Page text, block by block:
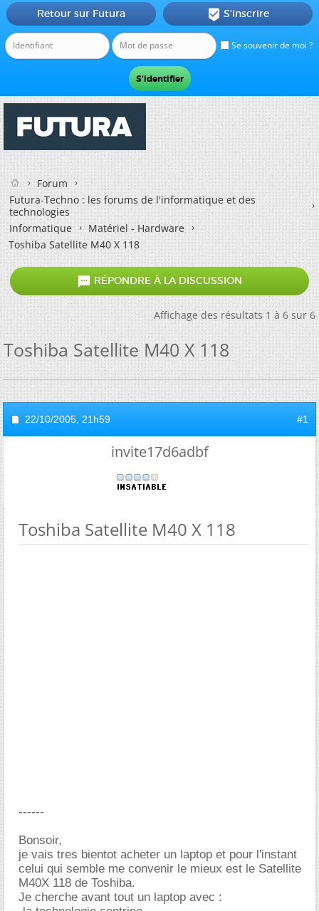
Se souvenir de moi ?
Retour sur Futura  S'inscrire
Forum
Futura-Techno : les forums de l'informatique et des
technologies
Informatique
Matériel - Hardware
Toshiba Satellite M40 X 118
 RÉPONDRE À LA DISCUSSION
Affichage des résultats 1 à 6 sur 6
Toshiba Satellite M40 X 118
22/10/2005, 21h59 #1
invite17d6adbf
Toshiba Satellite M40 X 118
------
Bonsoir,
je vais tres bientot acheter un laptop et pour l'instant
celui qui semble me convenir le mieux est le Satellite
M40X 118 de Toshiba.
Je cherche avant tout un laptop avec :